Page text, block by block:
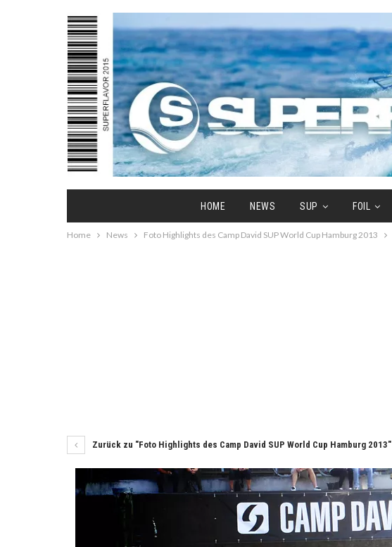
HOME NEWS SUP FOIL
Home News Foto Highlights des Camp David SUP World Cup Hamburg 2013
Zurück zu "Foto Highlights des Camp David SUP World Cup Hamburg 2013"